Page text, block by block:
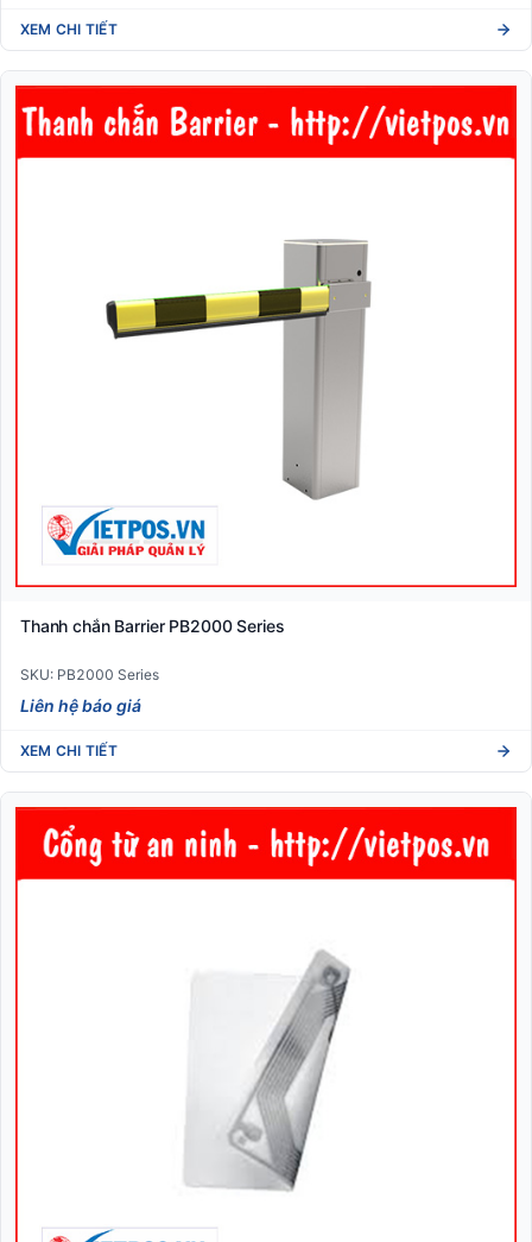
XEM CHI TIẾT
Thanh chắn Barrier PB2000 Series
SKU: PB2000 Series
Liên hệ báo giá
XEM CHI TIẾT